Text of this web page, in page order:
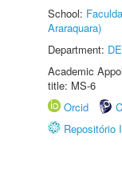
School:
Araraquara)
Department:
Academic
title: MS-6
Orcid
Repositório